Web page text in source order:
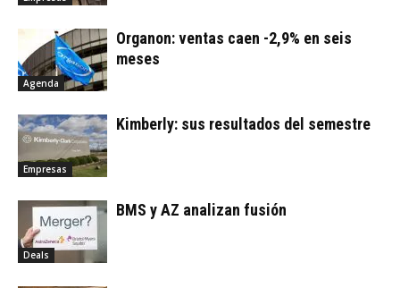
Agenda
Organon: ventas caen -2,9% en seis
meses
Empresas
Kimberly: sus resultados del semestre
Deals
BMS y AZ analizan fusión